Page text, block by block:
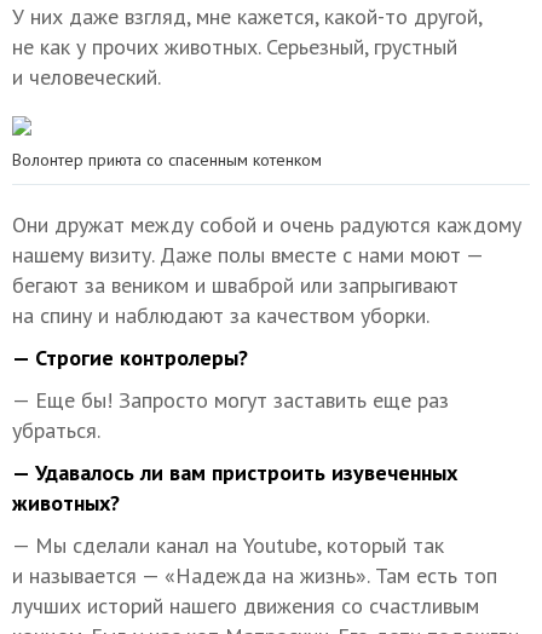
У них даже взгляд, мне кажется, какой-то другой,
не как у прочих животных. Серьезный, грустный
и человеческий.
Волонтер приюта со спасенным котенком
Они дружат между собой и очень радуются каждому
нашему визиту. Даже полы вместе с нами моют —
бегают за веником и шваброй или запрыгивают
на спину и наблюдают за качеством уборки.
— Строгие контролеры?
— Еще бы! Запросто могут заставить еще раз
убраться.
— Удавалось ли вам пристроить изувеченных
животных?
— Мы сделали канал на Youtube, который так
и называется — «Надежда на жизнь». Там есть топ
лучших историй нашего движения со счастливым